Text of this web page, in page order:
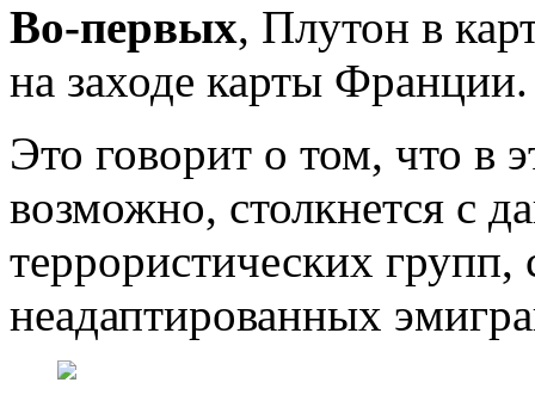
Во-первых, Плутон в
на заходе карты Франции.
Это говорит о том, что в
возможно, столкнется с
террористических групп,
неадаптированных